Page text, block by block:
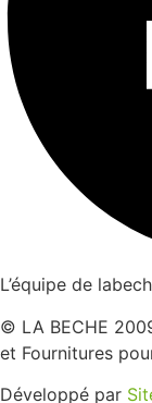
L’équipe de
© LA BECHE
et Fournitures
Développé par